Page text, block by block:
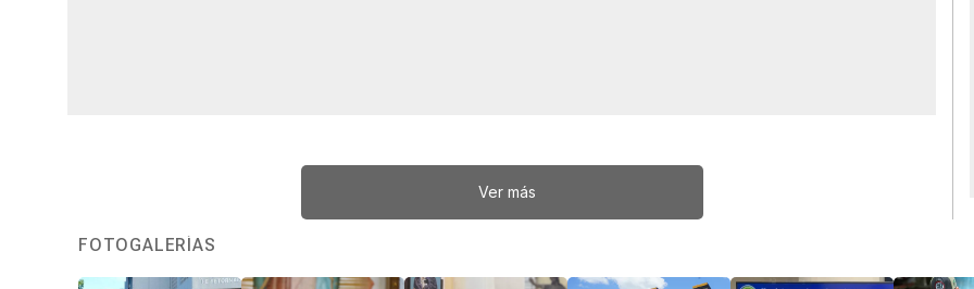
Ver más
FOTOGALERÍAS